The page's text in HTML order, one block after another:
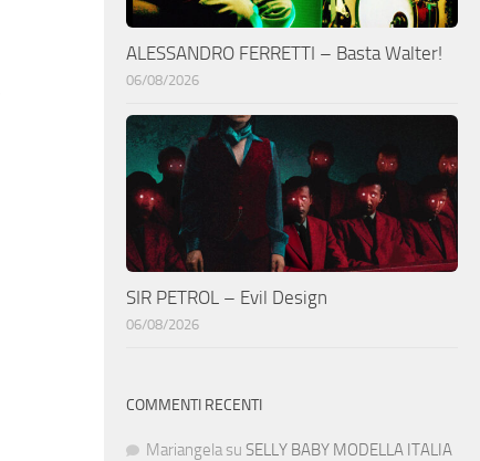
ALESSANDRO FERRETTI – Basta Walter!
06/08/2026
SIR PETROL – Evil Design
06/08/2026
COMMENTI RECENTI
Mariangela su SELLY BABY MODELLA ITALIA